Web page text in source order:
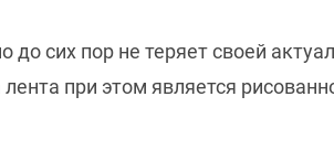
сих пор не теряет своей
при этом является